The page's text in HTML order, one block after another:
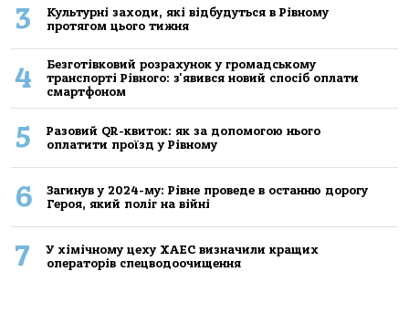
3
Культурні заходи, які відбудуться в Рівному
протягом цього тижня
4
Безготівковий розрахунок у громадському
транспорті Рівного: з'явився новий спосіб оплати
смартфоном
5
Разовий QR-квиток: як за допомогою нього
оплатити проїзд у Рівному
6
Загинув у 2024-му: Рівне проведе в останню дорогу
Героя, який поліг на війні
7
У хімічному цеху ХАЕС визначили кращих
операторів спецводоочищення